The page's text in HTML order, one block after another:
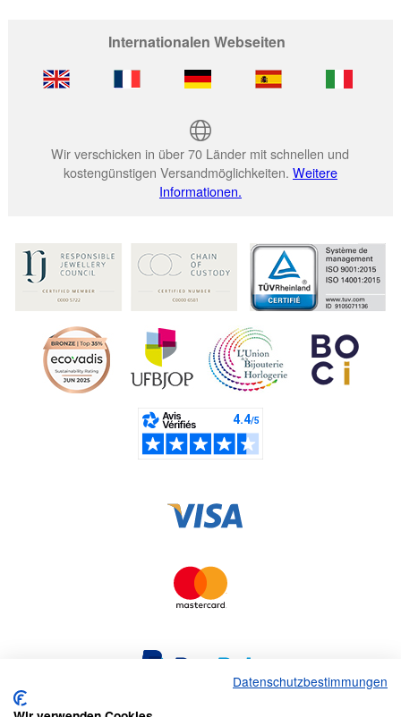
Internationalen Webseiten
Wir verschicken in über 70 Länder mit schnellen und
kostengünstigen Versandmöglichkeiten. Weitere
Informationen.
Datenschutzbestimmungen